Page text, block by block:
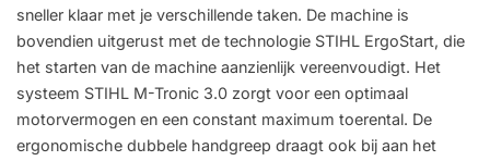
sneller klaar met je verschillende taken. De machine is
bovendien uitgerust met de technologie STIHL ErgoStart, die
het starten van de machine aanzienlijk vereenvoudigt. Het
systeem STIHL M-Tronic 3.0 zorgt voor een optimaal
motorvermogen en een constant maximum toerental. De
ergonomische dubbele handgreep draagt ook bij aan het